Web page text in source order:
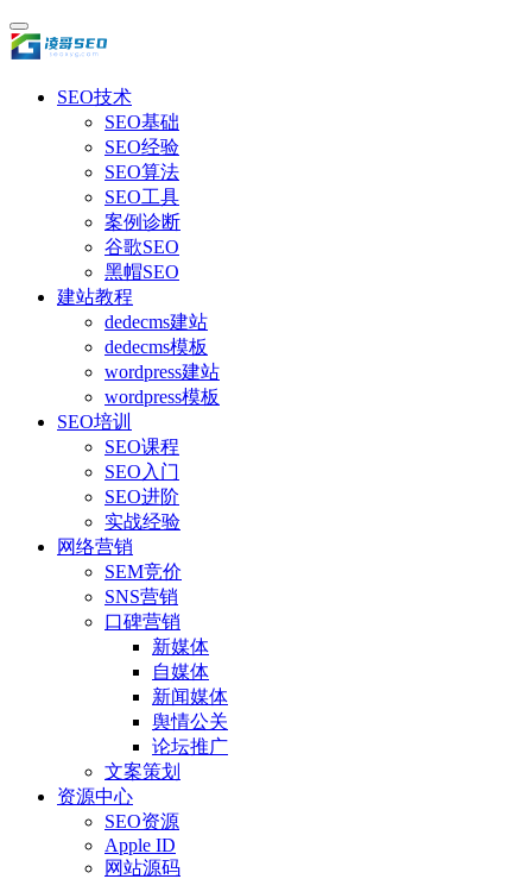
SEO技术
SEO基础
SEO经验
SEO算法
SEO工具
案例诊断
谷歌SEO
黑帽SEO
建站教程
dedecms建站
dedecms模板
wordpress建站
wordpress模板
SEO培训
SEO课程
SEO入门
SEO进阶
实战经验
网络营销
SEM竞价
SNS营销
口碑营销
新媒体
自媒体
新闻媒体
舆情公关
论坛推广
文案策划
资源中心
SEO资源
Apple ID
网站源码